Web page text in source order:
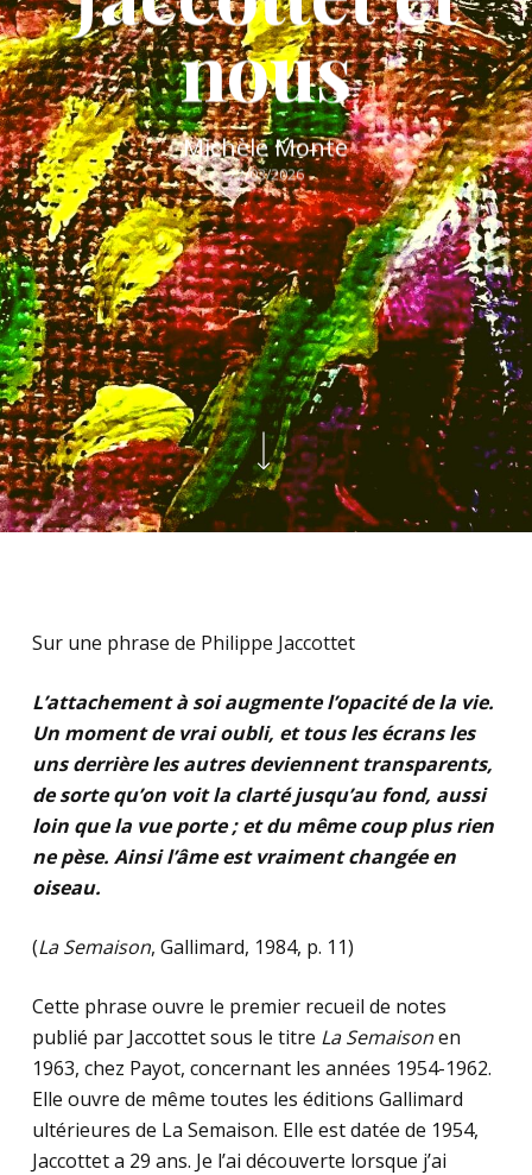
nous
Michèle Monte
22/03/2026
Sur une phrase de Philippe Jaccottet
L’attachement à soi augmente l’opacité de la vie.
Un moment de vrai oubli, et tous les écrans les
uns derrière les autres deviennent transparents,
de sorte qu’on voit la clarté jusqu’au fond, aussi
loin que la vue porte ; et du même coup plus rien
ne pèse. Ainsi l’âme est vraiment changée en
oiseau.
(La Semaison, Gallimard, 1984, p. 11)
Cette phrase ouvre le premier recueil de notes
publié par Jaccottet sous le titre La Semaisonen
1963, chez Payot, concernant les années 1954-1962.
Elle ouvre de même toutes les éditions Gallimard
ultérieures de La Semaison. Elle est datée de 1954,
Jaccottet a 29 ans. Je l’ai découverte lorsque j’ai